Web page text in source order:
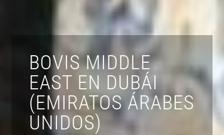
BOVIS MIDDLE
EAST EN DUBÁI
(EMIRATOS ÁRABES
UNIDOS)